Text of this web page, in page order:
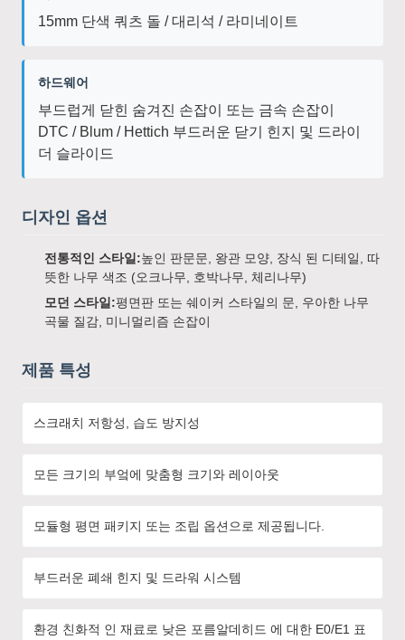
15mm 단색 쿼츠 돌 / 대리석 / 라미네이트
하드웨어
부드럽게 닫힌 숨겨진 손잡이 또는 금속 손잡이
DTC / Blum / Hettich 부드러운 닫기 힌지 및 드라이
더 슬라이드
디자인 옵션
전통적인 스타일:높인 판문문, 왕관 모양, 장식 된 디테일, 따
뜻한 나무 색조 (오크나무, 호박나무, 체리나무)
모던 스타일:평면판 또는 쉐이커 스타일의 문, 우아한 나무
곡물 질감, 미니멀리즘 손잡이
제품 특성
스크래치 저항성, 습도 방지성
모든 크기의 부엌에 맞춤형 크기와 레이아웃
모듈형 평면 패키지 또는 조립 옵션으로 제공됩니다.
부드러운 폐쇄 힌지 및 드라워 시스템
환경 친화적 인 재료로 낮은 포름알데히드 에 대한 E0/E1 표